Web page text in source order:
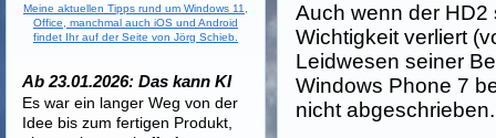
Auch wenn der
Wichtigkeit verliert
Leidwesen seiner
Windows Phone 7
nicht abgeschrieben.
Meine aktuellen Tipps rund um Windows 11,
Office, manchmal auch iOS und Android
findet Ihr auf der Seite von Jörg Schieb.
Ab 23.01.2026: Das kann KI
Es war ein langer Weg von der
Idee bis zum fertigen Produkt,